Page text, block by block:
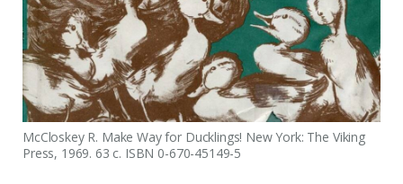
McCloskey R. Make Way for Ducklings! New York: The Viking
Press, 1969. 63 c. ISBN 0-670-45149-5